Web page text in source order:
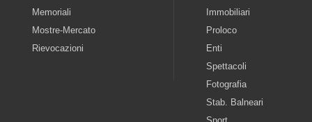
Memoriali
Mostre-Mercato
Rievocazioni
Immobiliari
Proloco
Enti
Spettacoli
Fotografia
Stab. Balneari